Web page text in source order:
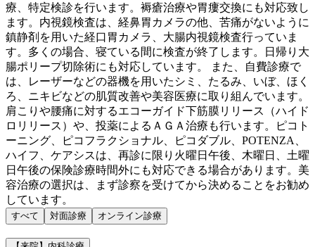
療、特定検診を行います。褥瘡治療や胃瘻交換にも対応致し
ます。内視鏡検査は、経鼻胃カメラの他、苦痛がないように
鎮静剤を用いた経口胃カメラ、大腸内視鏡検査行っていま
す。多くの場合、寝ている間に検査が終了します。日帰り大
腸ポリープ切除術にも対応しています。 また、自費診療で
は、レーザーなどの器機を用いたシミ、たるみ、いぼ、ほく
ろ、ニキビなどの肌質改善や美容医療に取り組んでいます。
肩こりや腰痛に対するエコーガイド下筋膜リリース（ハイド
ロリリース）や、投薬によるＡＧＡ治療も行います。ピコト
ーニング、ピコフラクショナル、ピコダブル、POTENZA、
ハイフ、ケアシスは、再診に限り火曜日午後、木曜日、土曜
日午後の保険診療時間外にも対応できる場合があります。美
容治療の選択は、まず診察を受けてから決めることをお勧め
しています。
すべて 対面診療 オンライン診療